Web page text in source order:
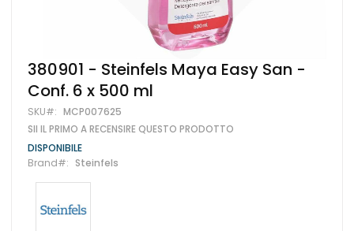
Vai
all'inizio
della
galleria
di
immagini
380901 - Steinfels Maya Easy San -
Conf. 6 x 500 ml
SKU MCP007625
SII IL PRIMO A RECENSIRE QUESTO PRODOTTO
DISPONIBILE
Brand
Steinfels